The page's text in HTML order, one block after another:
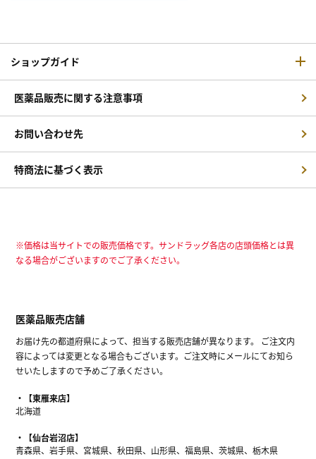
ショップガイド
医薬品販売に関する注意事項
お問い合わせ先
特商法に基づく表示
※価格は当サイトでの販売価格です。サンドラッグ各店の店頭価格とは異
なる場合がございますのでご了承ください。
医薬品販売店舗
お届け先の都道府県によって、担当する販売店舗が異なります。 ご注文内
容によっては変更となる場合もございます。ご注文時にメールにてお知ら
せいたしますので予めご了承ください。
【東雁来店】
北海道
【仙台岩沼店】
青森県、岩手県、宮城県、秋田県、山形県、福島県、茨城県、栃木県